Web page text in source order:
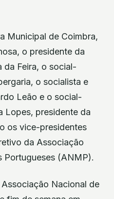
Municipal de Coimbra,
o presidente da
da Feira, o social-
o socialista e
Leão e o social-
Lopes, presidente da
os vice-presidentes
da Associação
Portugueses (ANMP).
Nacional de